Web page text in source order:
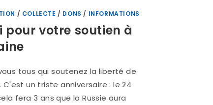
/ COLLECTE / DONS / INFORMATIONS
pour votre soutien à
tous qui soutenez la liberté de
C'est un triste anniversaire : le 24
fera 3 ans que la Russie aura